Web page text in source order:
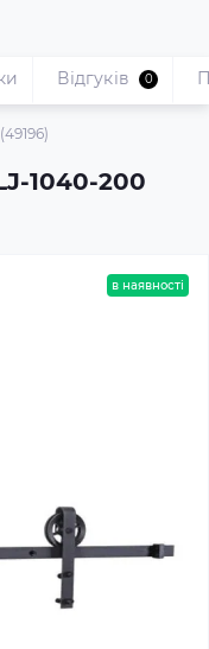
1040-200
Відгуків 0
в наявності